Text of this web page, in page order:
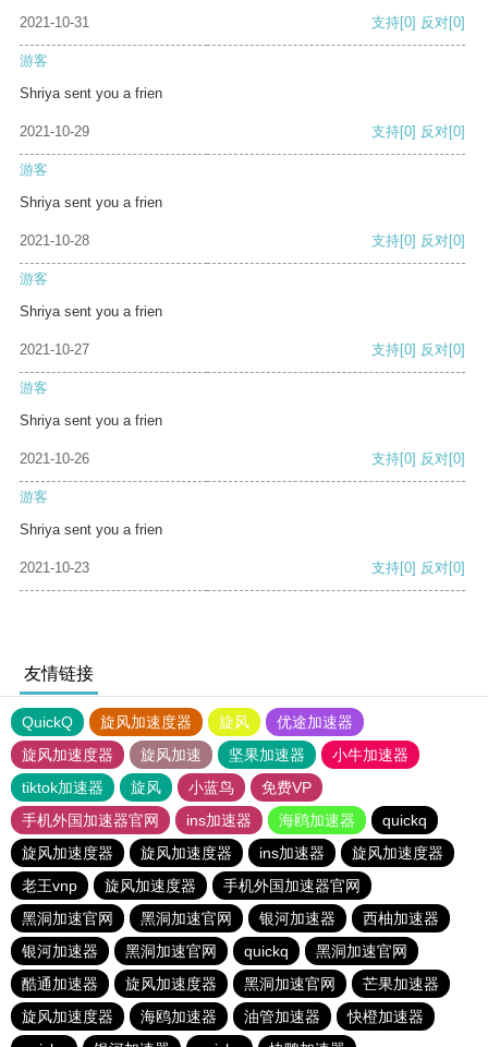
2021-10-31 支持[0] 反对[0]
游客
Shriya sent you a frien
2021-10-29 支持[0] 反对[0]
游客
Shriya sent you a frien
2021-10-28 支持[0] 反对[0]
游客
Shriya sent you a frien
2021-10-27 支持[0] 反对[0]
游客
Shriya sent you a frien
2021-10-26 支持[0] 反对[0]
游客
Shriya sent you a frien
2021-10-23 支持[0] 反对[0]
友情链接
QuickQ 旋风加速度器 旋风
优途加速器
旋风加速度器
旋风加速 坚果加速器
小牛加速器
tiktok加速器
旋风 小蓝鸟
免费VP
手机外国加速器官网
ins加速器 海鸥加速器
quickq
旋风加速度器
旋风加速度器 ins加速器
旋风加速度器
老王vnp
旋风加速度器
手机外国加速器官网
黑洞加速官网
黑洞加速官网 银河加速器
西柚加速器
银河加速器
黑洞加速官网 quickq
黑洞加速官网
酷通加速器
旋风加速度器 黑洞加速官网
芒果加速器
旋风加速度器
海鸥加速器 油管加速器
快橙加速器